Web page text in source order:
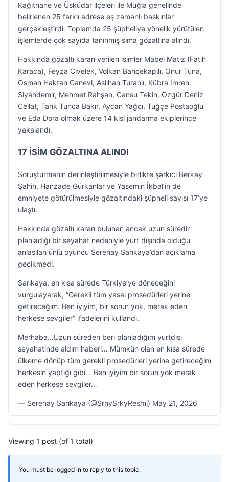
Kağıthane ve Üsküdar ilçeleri ile Muğla genelinde
belirlenen 25 farklı adrese eş zamanlı baskınlar
gerçekleştirdi. Toplamda 25 şüpheliye yönelik yürütülen
işlemlerde çok sayıda tanınmış sima gözaltına alındı.
Hakkında gözaltı kararı verilen isimler Mabel Matiz (Fatih
Karaca), Feyza Civelek, Volkan Bahçekapılı, Onur Tuna,
Osman Haktan Canevi, Aslıhan Turanlı, Kübra İmren
Siyahdemir, Mehmet Rahşan, Cansu Tekin, Özgür Deniz
Cellat, Tarık Tunca Bakır, Aycan Yağcı, Tuğçe Postaoğlu
ve Eda Dora olmak üzere 14 kişi jandarma ekiplerince
yakalandı.
17 İSİM GÖZALTINA ALINDI
Soruşturmanın derinleştirilmesiyle birlikte şarkıcı Berkay
Şahin, Hanzade Gürkanlar ve Yasemin İkbal’in de
emniyete götürülmesiyle gözaltındaki şüpheli sayısı 17’ye
ulaştı.
Hakkında gözaltı kararı bulunan ancak uzun süredir
planladığı bir seyahat nedeniyle yurt dışında olduğu
anlaşılan ünlü oyuncu Serenay Sarıkaya’dan açıklama
gecikmedi.
Sarıkaya, en kısa sürede Türkiye’ye döneceğini
vurgulayarak, “Gerekli tüm yasal prosedürleri yerine
getireceğim. Ben iyiyim, bir sorun yok, merak eden
herkese sevgiler” ifadelerini kullandı.
Merhaba…Uzun süreden beri planladığım yurtdışı
seyahatinde aldım haberi… Mümkün olan en kısa sürede
ülkeme dönüp tüm gerekli prosedürleri yerine getireceğim
herkesin yaptığı gibi… Ben iyiyim bir sorun yok merak
eden herkese sevgiler…
— Serenay Sarıkaya (@SrnySrkyResmi) May 21, 2026
Viewing 1 post (of 1 total)
You must be logged in to reply to this topic.